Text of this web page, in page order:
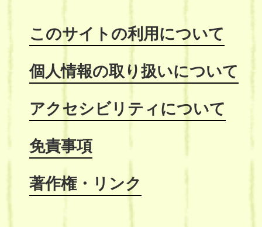
このサイトの利用について
個人情報の取り扱いについて
アクセシビリティについて
免責事項
著作権・リンク